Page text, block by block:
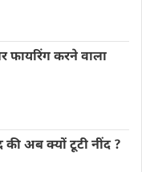
फायरिंग करने वाला
की अब क्यों टूटी नींद ?